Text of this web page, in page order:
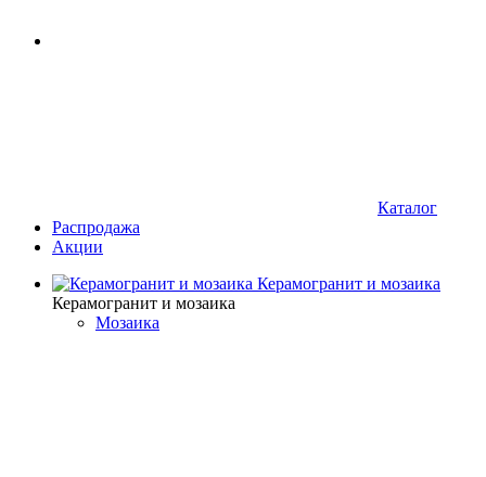
Каталог
Распродажа
Акции
Керамогранит и мозаика
Керамогранит и мозаика
Мозаика